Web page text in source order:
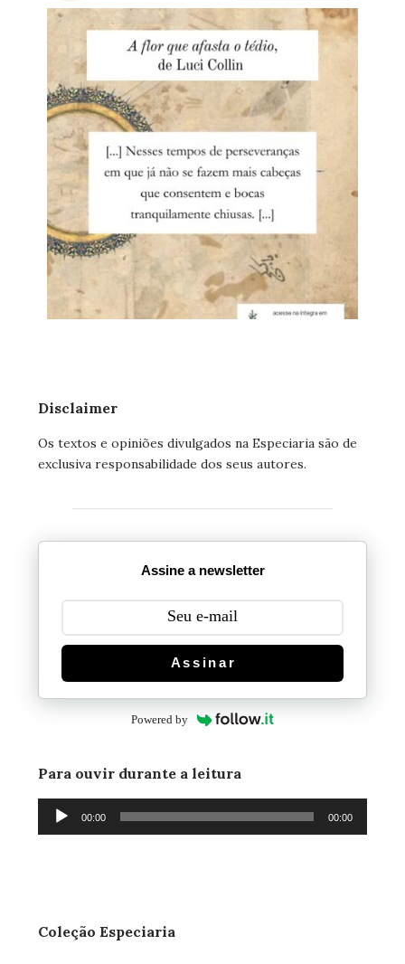
Disclaimer
Os textos e opiniões divulgados na Especiaria são de
exclusiva responsabilidade dos seus autores.
Assine a newsletter
Assinar
Powered by
Para ouvir durante a leitura
Tocador
00:00 00:00
Coleção Especiaria